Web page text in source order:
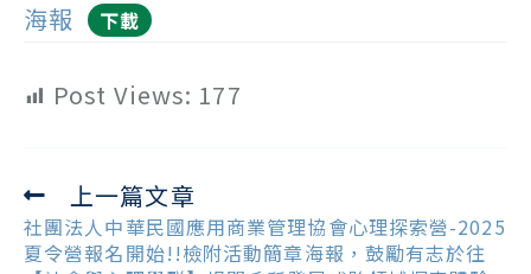
海報 下載
Post Views: 177
Read
more
articles
上一篇文章
社團法人中華民國應用商業管理協會心理探索營-2025
夏令營報名開始!!檢附活動簡章海報，鼓勵有志於往